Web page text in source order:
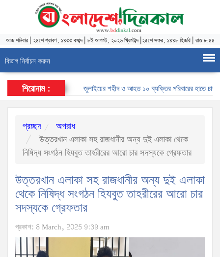
আজশনিবার| ২৪শে শ্রাবণ, ১৪৩৩ বঙ্গাব্দ| ৮ই আগস্ট, ২০২৬ খ্রিস্টাব্দ| ২৫শে সফর, ১৪৪৮ হিজরি| রাত ৮:৪৪
বিভাগ নির্বাচন করুন
শিরোনাম : জুলাইয়ের শহীদ ও আহত ১০ ব্যক্তির পরিবারের হাতে
প্রচ্ছদ
অপরাধ
উত্তরখান এলাকা সহ রাজধানীর অন্য দুই এলাকা থেকে
নিষিদ্ধ সংগঠন হিযবুত তাহরীরের আরো চার সদস্যকে গ্রেফতার
উত্তরখান এলাকা সহ রাজধানীর অন্য দুই এলাকা
থেকে নিষিদ্ধ সংগঠন হিযবুত তাহরীরের আরো চার
সদস্যকে গ্রেফতার
প্রকাশ: 8 March, 2025 9:39 am